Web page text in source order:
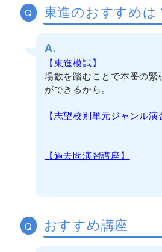
Q 東進のおすすめは
A.
【東進模試】
場数を踏むことで本番の緊
ができるから。
【志望校別単元ジャンル演
【過去問演習講座】
Q おすすめ講座